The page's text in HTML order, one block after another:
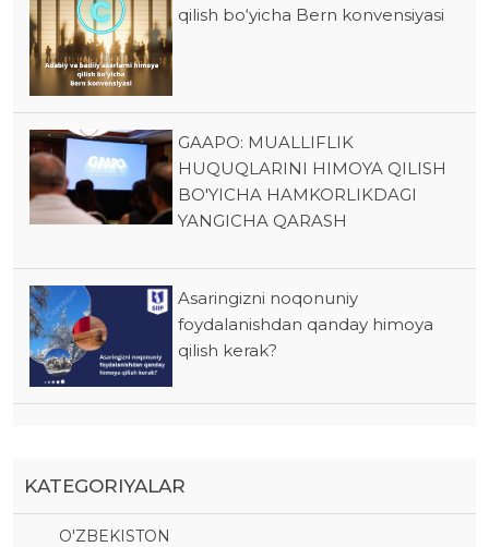
qilish bo‘yicha Bern konvensiyasi
GAAPO: MUALLIFLIK
HUQUQLARINI HIMOYA QILISH
BO'YICHA HAMKORLIKDAGI
YANGICHA QARASH
Asaringizni noqonuniy
foydalanishdan qanday himoya
qilish kerak?
KATEGORIYALAR
O'ZBEKISTON